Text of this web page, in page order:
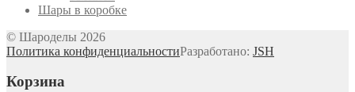
Шары в коробке
© Шароделы 2026
Политика конфиденциальностиРазработано: JSH
Корзина